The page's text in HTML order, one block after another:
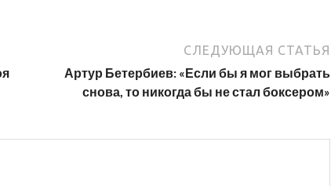
СЛЕДУЮЩАЯ СТАТЬЯ
Артур Бетербиев: «Если бы я мог выбрать
снова, то никогда бы не стал боксером»